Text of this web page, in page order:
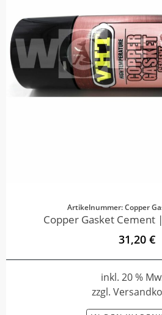
Artikelnummer: Copper
Copper Gasket Cement
31,20 €
inkl. 20 %
zzgl.